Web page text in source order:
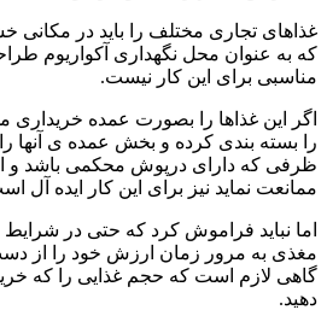
غذاهای تجاری مختلف را باید در مکانی
که به عنوان محل نگهداری آکواریوم
مناسبی برای این کار نیست.
اگر این غذاها را بصورت عمده خریداری
را بسته بندی کرده و بخش عمده ی آنها
ظرفی که دارای درپوش محکمی باشد و
ممانعت نماید نیز برای این کار ایده آل
اما نباید فراموش کرد که حتی در شرایط
مغذی به مرور زمان ارزش خود را از
گاهی لازم است که حجم غذایی را که
دهید.